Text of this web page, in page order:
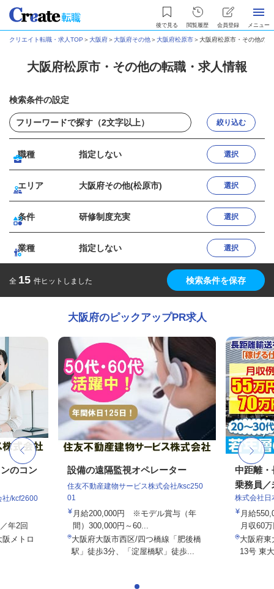
後で見る 閲覧履歴 会員登録 メニュー
クリエイト転職・求人TOP ＞大阪府＞大阪府その他＞大阪府松原市＞大阪府松原市・その他の
大阪府松原市・その他の転職・求人情報
検索条件の設定
絞り込む
職種 指定しない 選択
エリア 大阪府その他(松原市) 選択
条件 研修制度充実 選択
業種 指定しない 選択
全 15 件ヒットしました 検索条件を保存
大阪府のピックアップPR求人
のコン
社/kcf2600
年2回
メトロ
設備の遠隔監視オペレーター
住友不動産建物サービス株式会社/ksc250
01
月給200,000円 ※モデル賞与（年
間）300,000円～60...
大阪府大阪市西区/四つ橋線「肥後橋
駅」徒歩3分、「淀屋橋駅」徒歩...
中距離・
乗務員／
株式会社日
月給
月収60
大阪府東
13号 東